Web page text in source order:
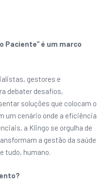
Paciente” é um marco
gestores e
debater desafios,
soluções que colocam o
um cenário onde a eficiência
a Klingo se orgulha de
a gestão da saúde
tudo, humano.